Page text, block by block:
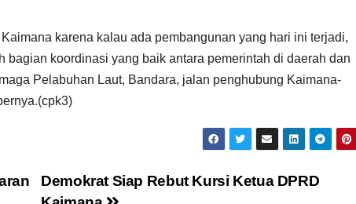
karena kalau ada pembangunan yang hari ini terjadi,
koordinasi yang baik antara pemerintah di daerah dan
Pelabuhan Laut, Bandara, jalan penghubung Kaimana-
Demokrat Siap Rebut Kursi Ketua DPRD